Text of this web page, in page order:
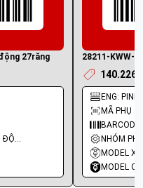
27răng
NHÓM PHỤ TÙNG: HỆ THỐNG KHỞI ĐỘNG - ĐỀ
28211-KWW-
140.226
ENG:
MÃ PHỤ
MODEL
MODEL